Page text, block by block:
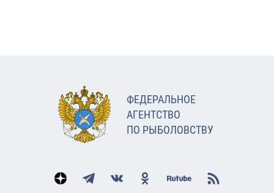
ФЕДЕРАЛЬНОЕ
АГЕНТСТВО
ПО РЫБОЛОВСТВУ